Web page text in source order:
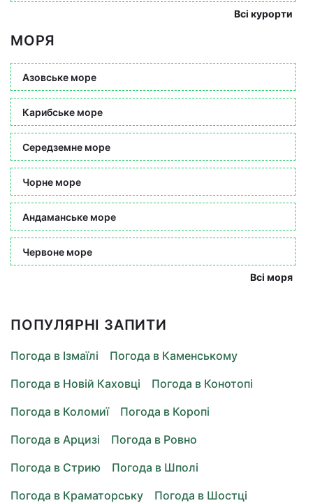
Всі курорти
МОРЯ
Азовське море
Карибське море
Середземне море
Чорне море
Андаманське море
Червоне море
Всі моря
ПОПУЛЯРНІ ЗАПИТИ
Погода в Ізмаїлі
Погода в Каменському
Погода в Новій Каховці
Погода в Конотопі
Погода в Коломиї
Погода в Коропі
Погода в Арцизі
Погода в Ровно
Погода в Стрию
Погода в Шполі
Погода в Краматорську
Погода в Шостці